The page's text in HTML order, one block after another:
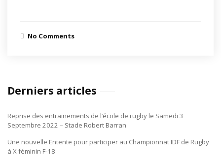
No Comments
Derniers articles
Reprise des entrainements de l’école de rugby le Samedi 3
Septembre 2022 – Stade Robert Barran
Une nouvelle Entente pour participer au Championnat IDF de Rugby
à X féminin F-18